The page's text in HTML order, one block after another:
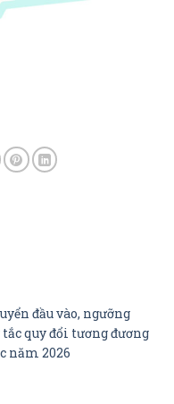
đầu vào, ngưỡng
quy đổi tương đương
năm 2026